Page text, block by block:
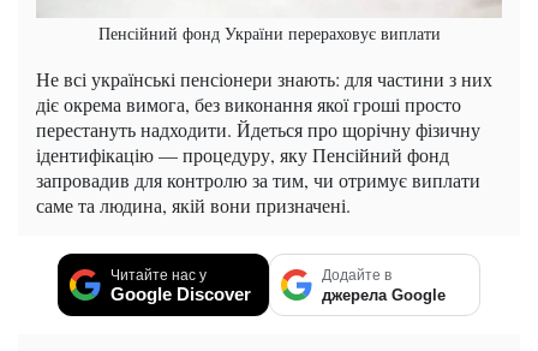
Пенсійний фонд України перераховує виплати
Не всі українські пенсіонери знають: для частини з них
діє окрема вимога, без виконання якої гроші просто
перестануть надходити. Йдеться про щорічну фізичну
ідентифікацію — процедуру, яку Пенсійний фонд
запровадив для контролю за тим, чи отримує виплати
саме та людина, якій вони призначені.
Читайте нас у
Google Discover
Додайте в
джерела Google